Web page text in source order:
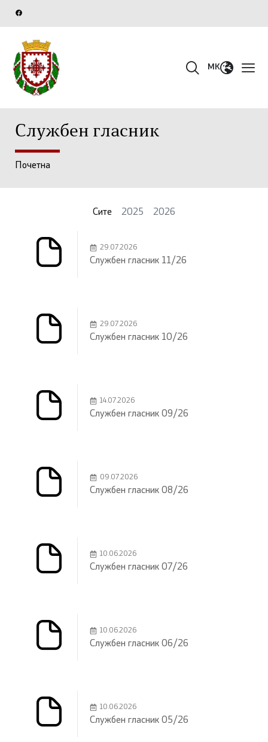
MK
Службен гласник
Почетна
2025 2026
Сите
29.07.2026
Службен гласник 11/26
29.07.2026
Службен гласник 10/26
14.07.2026
Службен гласник 09/26
09.07.2026
Службен гласник 08/26
10.06.2026
Службен гласник 07/26
10.06.2026
Службен гласник 06/26
10.06.2026
Службен гласник 05/26